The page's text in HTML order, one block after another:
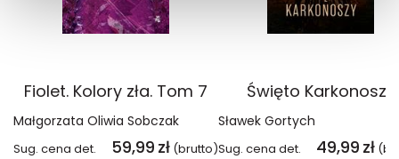
Fiolet. Kolory zła. Tom 7
Małgorzata Oliwia Sobczak
Sug. cena det. 59,99 zł (brutto)
Święto Karkonoszy
Sławek Gortych
Sug. cena det. 49,99 zł